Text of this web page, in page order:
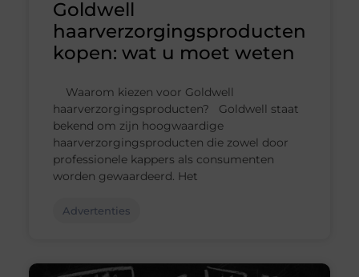
Goldwell
haarverzorgingsproducten
kopen: wat u moet weten
Waarom kiezen voor Goldwell
haarverzorgingsproducten? Goldwell staat
bekend om zijn hoogwaardige
haarverzorgingsproducten die zowel door
professionele kappers als consumenten
worden gewaardeerd. Het
Advertenties